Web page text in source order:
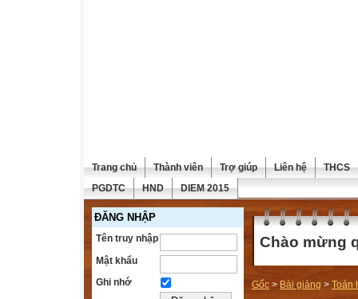
Trang chủ Thành viên Trợ giúp Liên hệ
THCS
PGDTC
HND DIEM 2015
ĐĂNG NHẬP
Tên truy nhập
Mật khẩu
Ghi nhớ
Chào mừng
Gốc > Bài giảng > Toán